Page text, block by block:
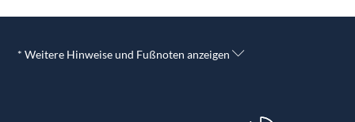
* Weitere Hinweise und Fußnoten anzeigen